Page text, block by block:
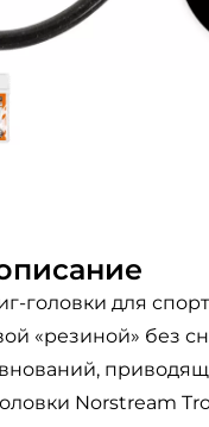
головки для
«резиной» без
Norstream